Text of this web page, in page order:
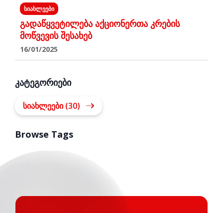
ᲡᲘᲐᲮᲚᲔᲔᲑᲘ
გადაწყვეტილება აქციონერთა კრების
მოწვევის შესახებ
16/01/2025
კატეგორიები
სიახლეები (30)
Browse Tags